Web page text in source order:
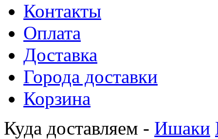
Контакты
Оплата
Доставка
Города доставки
Корзина
Куда доставляем - Ишаки